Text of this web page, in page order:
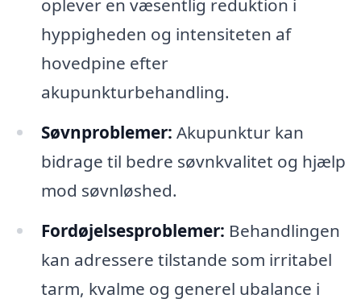
oplever en væsentlig reduktion i
hyppigheden og intensiteten af
hovedpine efter
akupunkturbehandling.
Søvnproblemer: Akupunktur kan
bidrage til bedre søvnkvalitet og hjælp
mod søvnløshed.
Fordøjelsesproblemer: Behandlingen
kan adressere tilstande som irritabel
tarm, kvalme og generel ubalance i